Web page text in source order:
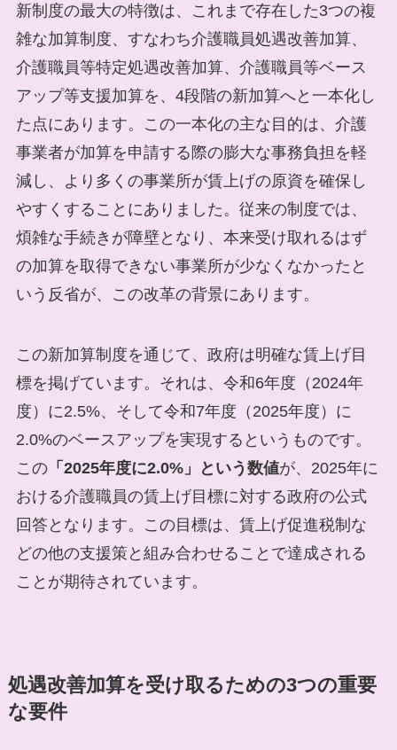
新制度の最大の特徴は、これまで存在した3つの複
雑な加算制度、すなわち介護職員処遇改善加算、
介護職員等特定処遇改善加算、介護職員等ベース
アップ等支援加算を、4段階の新加算へと一本化し
た点にあります。この一本化の主な目的は、介護
事業者が加算を申請する際の膨大な事務負担を軽
減し、より多くの事業所が賃上げの原資を確保し
やすくすることにありました。従来の制度では、
煩雑な手続きが障壁となり、本来受け取れるはず
の加算を取得できない事業所が少なくなかったと
いう反省が、この改革の背景にあります。
この新加算制度を通じて、政府は明確な賃上げ目
標を掲げています。それは、令和6年度（2024年
度）に2.5%、そして令和7年度（2025年度）に
2.0%のベースアップを実現するというものです。
この「2025年度に2.0%」という数値が、2025年に
おける介護職員の賃上げ目標に対する政府の公式
回答となります。この目標は、賃上げ促進税制な
どの他の支援策と組み合わせることで達成される
ことが期待されています。
処遇改善加算を受け取るための3つの重要
な要件